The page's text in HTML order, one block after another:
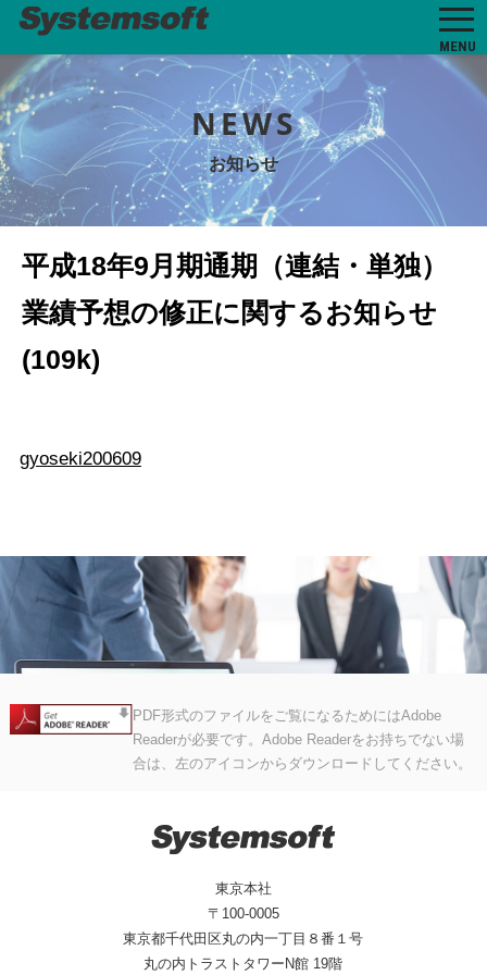
MENU
NEWS
お知らせ
平成18年9月期通期（連結・単独）
業績予想の修正に関するお知らせ
(109k)
gyoseki200609
PDF形式のファイルをご覧になるためにはAdobe
Readerが必要です。Adobe Readerをお持ちでない場
合は、左のアイコンからダウンロードしてください。
東京本社
〒100-0005
東京都千代田区丸の内一丁目８番１号
丸の内トラストタワーN館 19階